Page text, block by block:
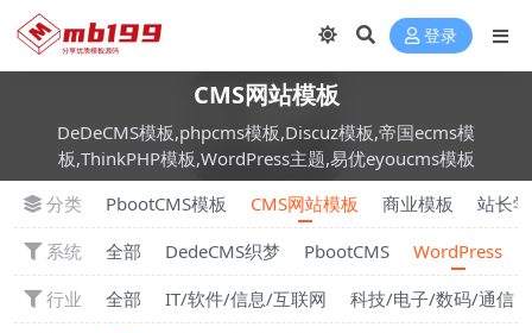
登录
CMS网站模板
DeDeCMS模板,phpcms模板,Discuz模板,帝国ecms模
板,ThinkPHP模板,WordPress主题,易优eyoucms模板
分类
PbootCMS模板 CMS网站模板 商业模板
站长
系统
全部 DedeCMS织梦 PbootCMS WordPress
行业
全部 IT/软件/信息/互联网
科技/电子/数码/通信